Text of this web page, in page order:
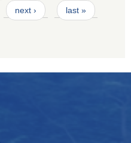
next › last »